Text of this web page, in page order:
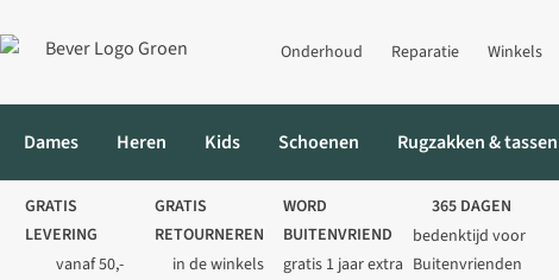
Onderhoud Reparatie Winkels
Dames Heren Kids Schoenen Rugzakken & tassen
GRATIS
LEVERING
vanaf 50,-
GRATIS
RETOURNEREN
in de winkels
WORD
BUITENVRIEND
gratis 1 jaar extra
365 DAGEN
bedenktijd voor
Buitenvrienden